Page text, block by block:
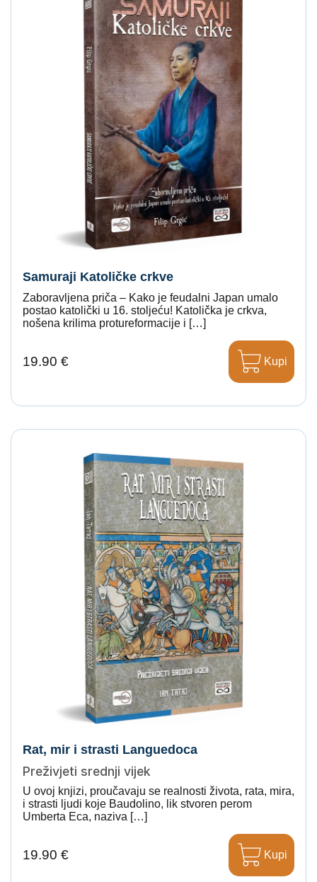
Samuraji Katoličke crkve
Zaboravljena priča – Kako je feudalni Japan umalo
postao katolički u 16. stoljeću! Katolička je crkva,
nošena krilima protureformacije i […]
19.90 € Kupi
Rat, mir i strasti Languedoca
Preživjeti srednji vijek
U ovoj knjizi, proučavaju se realnosti života, rata, mira,
i strasti ljudi koje Baudolino, lik stvoren perom
Umberta Eca, naziva […]
19.90 € Kupi